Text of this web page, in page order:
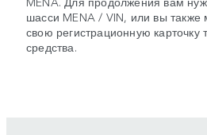
шасси MENA / VIN, или вы также
свою регистрационную карточку
средства.